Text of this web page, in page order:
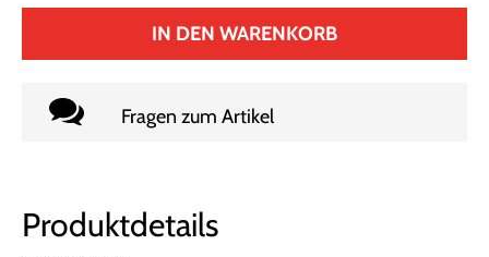
IN DEN WARENKORB
Fragen zum Artikel
Produktdetails